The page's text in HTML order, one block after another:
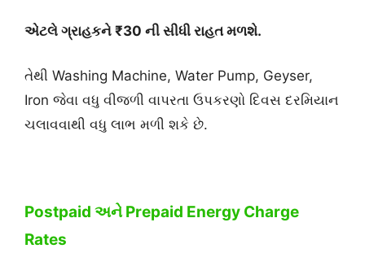
એટલે ગ્રાહકને ₹30 ની સીધી રાહત મળશે.
તેથી Washing Machine, Water Pump, Geyser,
Iron જેવા વધુ વીજળી વાપરતા ઉપકરણો દિવસ દરમિયાન
ચલાવવાથી વધુ લાભ મળી શકે છે.
Postpaid અને Prepaid Energy Charge
Rates